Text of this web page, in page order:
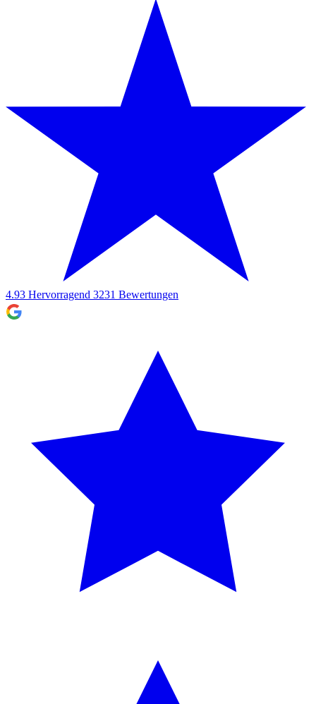
4.93 Hervorragend 3231 Bewertungen